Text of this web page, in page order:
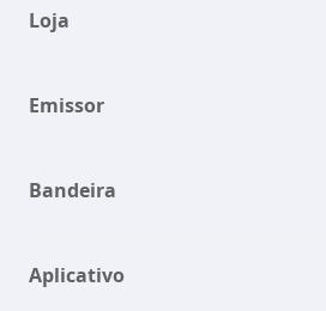
Loja
Emissor
Bandeira
Aplicativo